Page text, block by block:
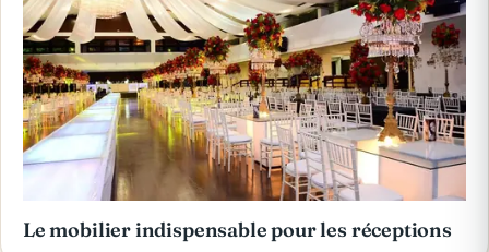
Le mobilier indispensable pour les réceptions